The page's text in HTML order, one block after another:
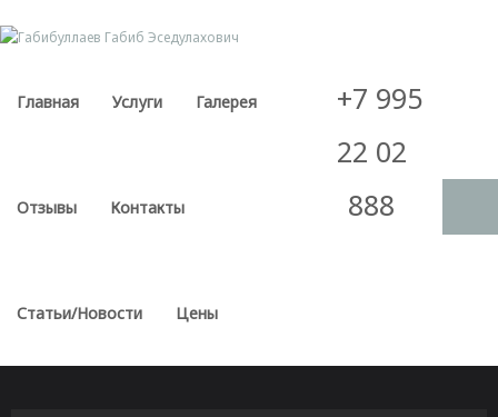
to
Главная Услуги Галерея
Отзывы Контакты
Статьи/Новости Цены
+7 995
22 02
888